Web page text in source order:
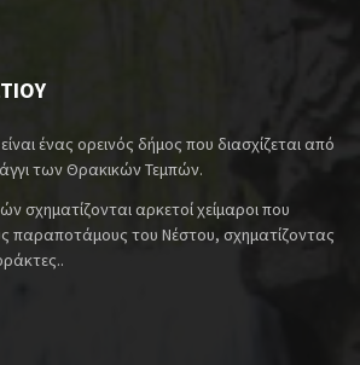
ένας ορεινός δήμος που διασχίζεται από
των Θρακικών Τεμπών.
σχηματίζονται αρκετοί χείμαροι που
παραποτάμους του Νέστου, σχηματίζοντας